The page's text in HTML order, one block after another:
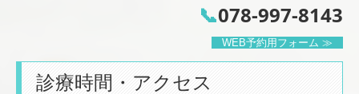
歯科・一般
📞078-997-8143
WEB予約用フォーム ≫
診療時間・アクセス